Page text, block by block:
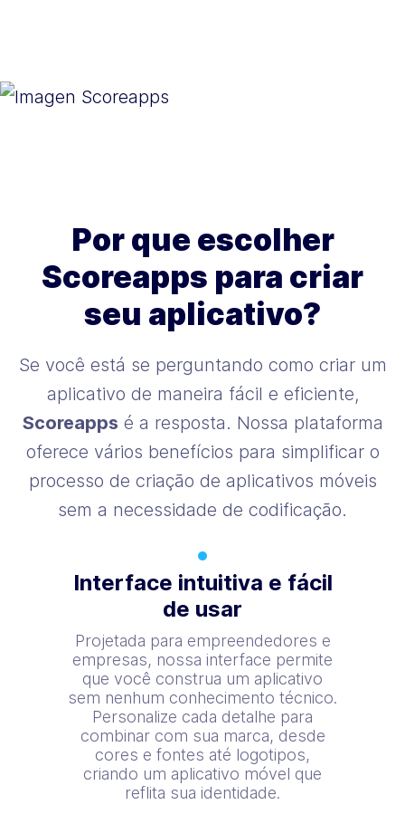
Por que escolher
Scoreapps para criar
seu aplicativo?
Se você está se perguntando como criar um
aplicativo de maneira fácil e eficiente,
Scoreapps é a resposta. Nossa plataforma
oferece vários benefícios para simplificar o
processo de criação de aplicativos móveis
sem a necessidade de codificação.
Interface intuitiva e fácil
de usar
Projetada para empreendedores e
empresas, nossa interface permite
que você construa um aplicativo
sem nenhum conhecimento técnico.
Personalize cada detalhe para
combinar com sua marca, desde
cores e fontes até logotipos,
criando um aplicativo móvel que
reflita sua identidade.